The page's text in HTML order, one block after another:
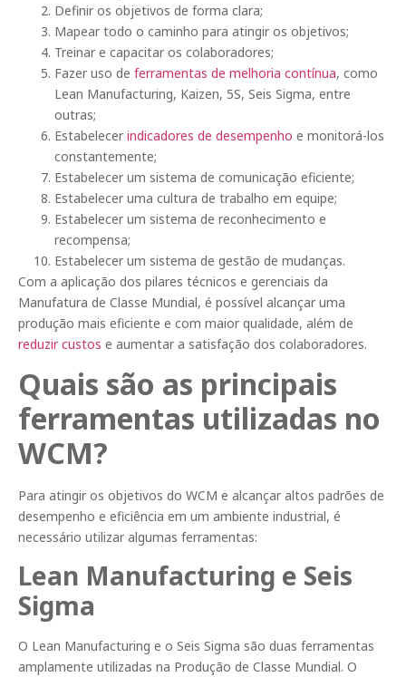
Definir os objetivos de forma clara;
Mapear todo o caminho para atingir os objetivos;
Treinar e capacitar os colaboradores;
Fazer uso de ferramentas de melhoria contínua, como
Lean Manufacturing, Kaizen, 5S, Seis Sigma, entre
outras;
Estabelecer indicadores de desempenho e monitorá-los
constantemente;
Estabelecer um sistema de comunicação eficiente;
Estabelecer uma cultura de trabalho em equipe;
Estabelecer um sistema de reconhecimento e
recompensa;
Estabelecer um sistema de gestão de mudanças.
Com a aplicação dos pilares técnicos e gerenciais da
Manufatura de Classe Mundial, é possível alcançar uma
produção mais eficiente e com maior qualidade, além de
reduzir custos e aumentar a satisfação dos colaboradores.
Quais são as principais
ferramentas utilizadas no
WCM?
Para atingir os objetivos do WCM e alcançar altos padrões de
desempenho e eficiência em um ambiente industrial, é
necessário utilizar algumas ferramentas:
Lean Manufacturing e Seis
Sigma
O Lean Manufacturing e o Seis Sigma são duas ferramentas
amplamente utilizadas na Produção de Classe Mundial. O